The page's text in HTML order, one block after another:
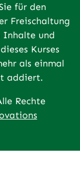
für den
Freischaltung
Inhalte und
Kurses
als einmal
addiert.
Rechte